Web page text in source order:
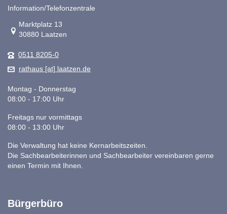
Information/Telefonzentrale
Link zur Google-Maps Navigation
Marktplatz 13
30880 Laatzen
0511 8205-0
rathaus [at] laatzen.de
Montag - Donnerstag
08:00 - 17:00 Uhr
Freitags nur vormittags
08:00 - 13:00 Uhr
Die Verwaltung hat keine Kernarbeitszeiten.
Die Sachbearbeiterinnen und Sachbearbeiter vereinbaren gerne
einen Termin mit Ihnen.
Bürgerbüro